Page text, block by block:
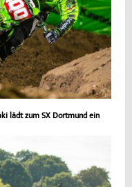
lädt zum SX Dortmund ein